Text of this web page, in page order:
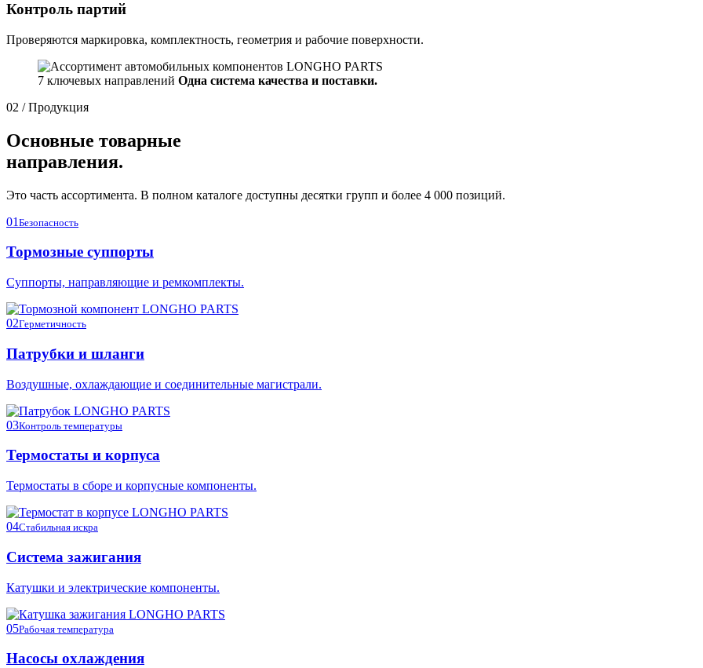
Контроль партий
Проверяются маркировка, комплектность, геометрия и рабочие поверхности.
7 ключевых направлений Одна система качества и поставки.
02 / Продукция
Основные товарные
направления.
Это часть ассортимента. В полном каталоге доступны десятки групп и более 4 000 позиций.
01 Безопасность
Тормозные суппорты
Суппорты, направляющие и ремкомплекты.
02Герметичность
Патрубки и шланги
Воздушные, охлаждающие и соединительные магистрали.
03Контроль температуры
Термостаты и корпуса
Термостаты в сборе и корпусные компоненты.
04Стабильная искра
Система зажигания
Катушки и электрические компоненты.
05Рабочая температура
Насосы охлаждения